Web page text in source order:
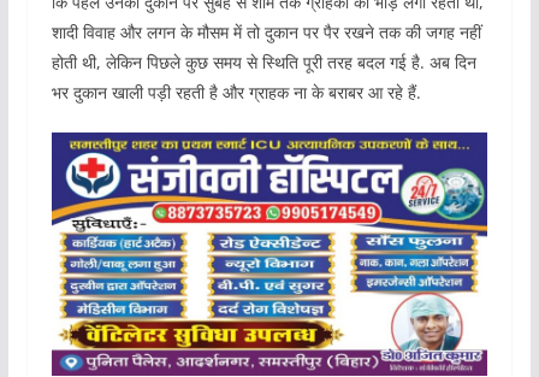
शादी विवाह और लगन के मौसम में तो दुकान पर पैर रखने तक की जगह नहीं
होती थी, लेकिन पिछले कुछ समय से स्थिति पूरी तरह बदल गई है. अब दिन
भर दुकान खाली पड़ी रहती है और ग्राहक ना के बराबर आ रहे हैं.